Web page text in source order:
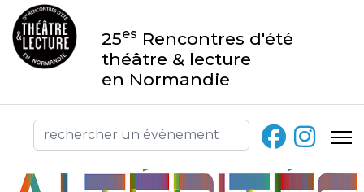
25es Rencontres d'été
théâtre & lecture
en Normandie